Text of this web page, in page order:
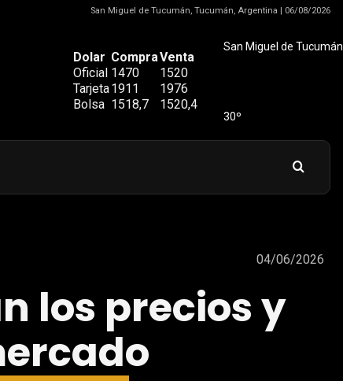
San Miguel de Tucumán, Tucumán, Argentina | 06/08/2026
Dolar CompraVenta
Oficial 1470
1520
Tarjeta1911
1976
Bolsa 1518,7 1520,4
San Miguel de Tucumán
30º
04/06/2026
los precios y